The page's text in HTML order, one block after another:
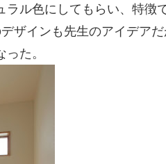
ラル色にしてもらい、特徴
ザインも先生のアイデア
た。